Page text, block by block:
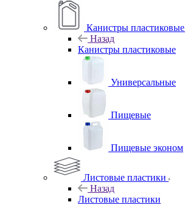
Канистры пластиковые
Назад
Канистры пластиковые
Универсальные
Пищевые
Пищевые эконом
Листовые пластики
Назад
Листовые пластики